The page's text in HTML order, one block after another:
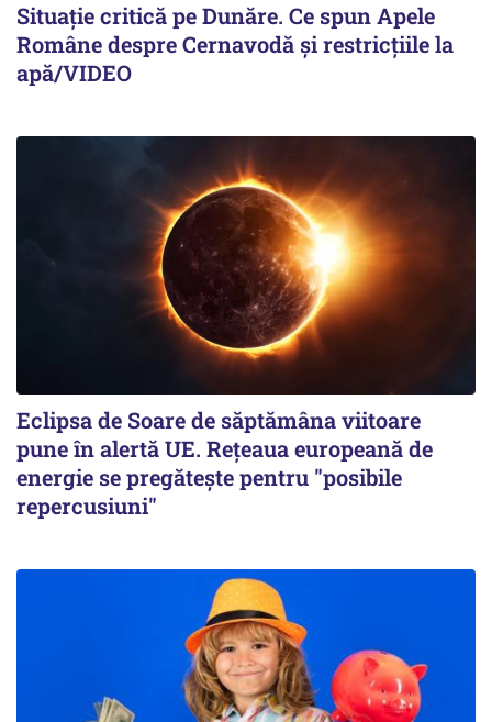
Situație critică pe Dunăre. Ce spun Apele
Române despre Cernavodă și restricțiile la
apă/VIDEO
Eclipsa de Soare de săptămâna viitoare
pune în alertă UE. Rețeaua europeană de
energie se pregătește pentru "posibile
repercusiuni"